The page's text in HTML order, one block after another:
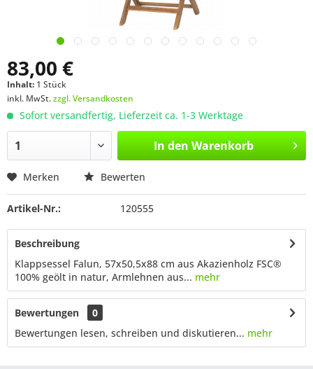
83,00 €
Inhalt: 1 Stück
inkl. MwSt.zzgl. Versandkosten
Sofort versandfertig, Lieferzeit ca. 1-3 Werktage
In den Warenkorb
Merken Bewerten
Artikel-Nr.: 120555
Beschreibung
Klappsessel Falun, 57x50,5x88 cm aus Akazienholz FSC®
100% geölt in natur, Armlehnen aus... mehr
Bewertungen
0
Bewertungen lesen, schreiben und diskutieren... mehr